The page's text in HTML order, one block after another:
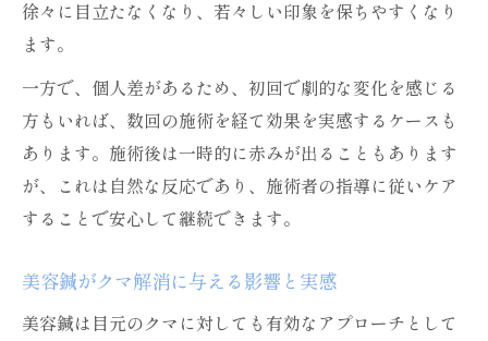
徐々に目立たなくなり、若々しい印象を保ちやすくなり
ます。
一方で、個人差があるため、初回で劇的な変化を感じる
方もいれば、数回の施術を経て効果を実感するケースも
あります。施術後は一時的に赤みが出ることもあります
が、これは自然な反応であり、施術者の指導に従いケア
することで安心して継続できます。
美容鍼がクマ解消に与える影響と実感
美容鍼は目元のクマに対しても有効なアプローチとして